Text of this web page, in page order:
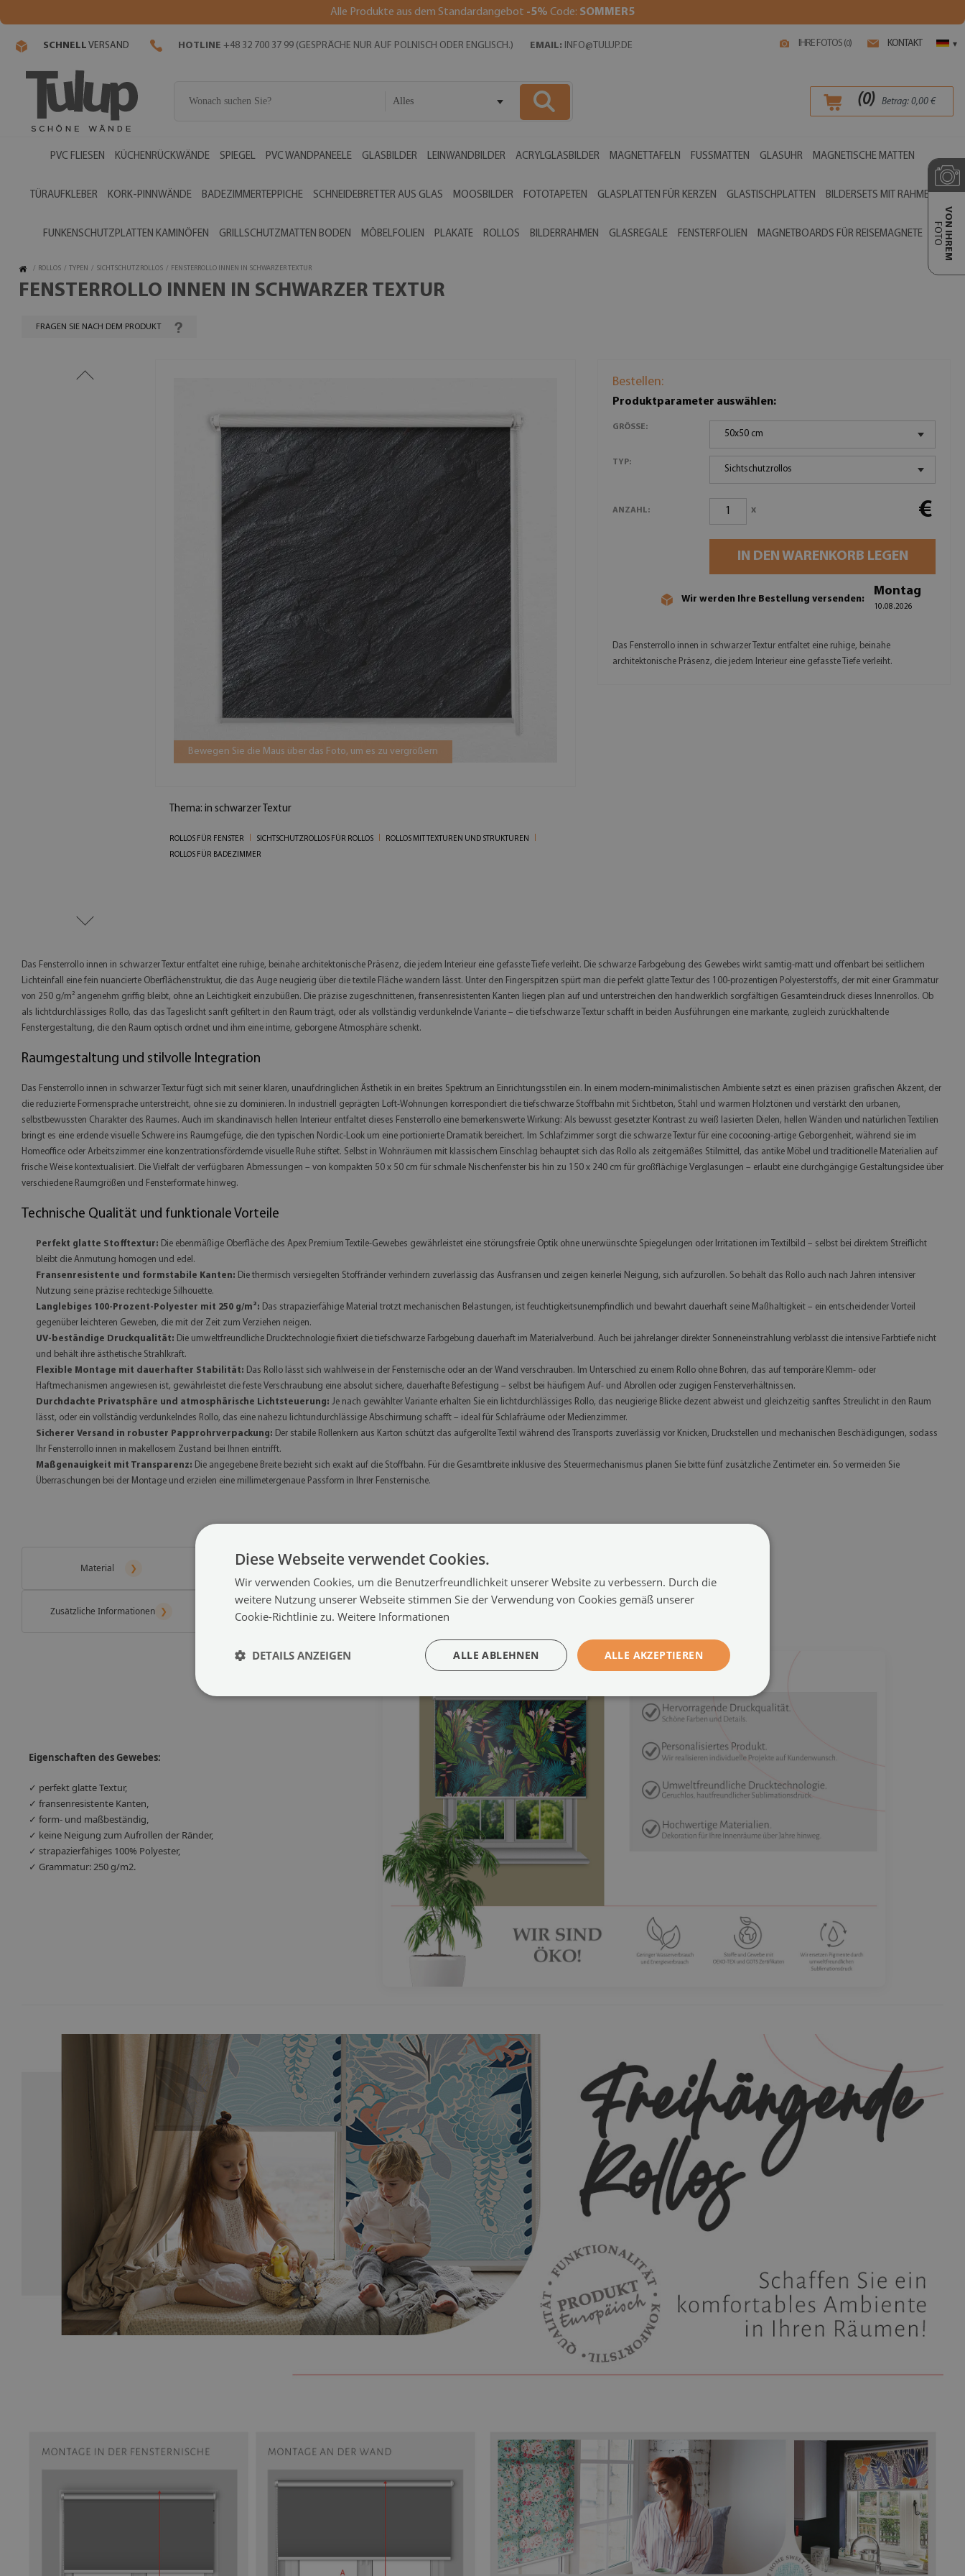
Alle Produkte aus dem Standardangebot -5% Code: SOMMER5
IHRE FOTOS (0) KONTAKT ▾
SCHNELL VERSAND HOTLINE +48 32 700 37 99 (GESPRÄCHE NUR AUF POLNISCH ODER ENGLISCH.) EMAIL: INFO@TULUP.DE
Alles (0) Betrag: 0,00€
PVC FLIESEN KÜCHENRÜCKWÄNDE SPIEGEL PVC WANDPANEELE GLASBILDER LEINWANDBILDER ACRYLGLASBILDER MAGNETTAFELN FUSSMATTEN GLASUHR MAGNETISCHE MATTEN
TÜRAUFKLEBER KORK-PINNWÄNDE BADEZIMMERTEPPICHE SCHNEIDEBRETTER AUS GLAS MOOSBILDER FOTOTAPETEN GLASPLATTEN FÜR KERZEN GLASTISCHPLATTEN BILDERSETS MIT RAHMEN
FUNKENSCHUTZPLATTEN KAMINÖFEN GRILLSCHUTZMATTEN BODEN MÖBELFOLIEN PLAKATE ROLLOS BILDERRAHMEN GLASREGALE FENSTERFOLIEN MAGNETBOARDS FÜR REISEMAGNETE VON IHREM
FOTO
/ ROLLOS / TYPEN / SICHTSCHUTZROLLOS / FENSTERROLLO INNEN IN SCHWARZER TEXTUR
FENSTERROLLO INNEN IN SCHWARZER TEXTUR
FRAGEN SIE NACH DEM PRODUKT
Bewegen Sie die Maus über das Foto, um es zu vergrößern
Thema: in schwarzer Textur
ROLLOS FÜR FENSTER SICHTSCHUTZROLLOS FÜR ROLLOS
ROLLOS MIT TEXTUREN UND STRUKTUREN
ROLLOS FÜR BADEZIMMER
Bestellen:
Produktparameter auswählen:
GRÖSSE:
50x50 cm
TYP:
Sichtschutzrollos
ANZAHL: x €
IN DEN WARENKORB LEGEN
Wir werden Ihre Bestellung versenden:
Montag
10.08.2026
Das Fensterrollo innen in schwarzer Textur entfaltet eine ruhige, beinahe
architektonische Präsenz, die jedem Interieur eine gefasste Tiefe verleiht.
Das Fensterrollo innen in schwarzer Textur entfaltet eine ruhige, beinahe architektonische Präsenz, die jedem Interieur eine gefasste Tiefe verleiht. Die schwarze Farbgebung des Gewebes wirkt samtig-matt und offenbart bei seitlichem
Lichteinfall eine fein nuancierte Oberflächenstruktur, die das Auge neugierig über die textile Fläche wandern lässt. Unter den Fingerspitzen spürt man die perfekt glatte Textur des 100-prozentigen Polyesterstoffs, der mit einer Grammatur
von 250 g/m² angenehm griffig bleibt, ohne an Leichtigkeit einzubüßen. Die präzise zugeschnittenen, fransenresistenten Kanten liegen plan auf und unterstreichen den handwerklich sorgfältigen Gesamteindruck dieses Innenrollos. Ob
als lichtdurchlässiges Rollo, das das Tageslicht sanft gefiltert in den Raum trägt, oder als vollständig verdunkelnde Variante – die tiefschwarze Textur schafft in beiden Ausführungen eine markante, zugleich zurückhaltende
Fenstergestaltung, die den Raum optisch ordnet und ihm eine intime, geborgene Atmosphäre schenkt.
Raumgestaltung und stilvolle Integration
Das Fensterrollo innen in schwarzer Textur fügt sich mit seiner klaren, unaufdringlichen Ästhetik in ein breites Spektrum an Einrichtungsstilen ein. In einem modern-minimalistischen Ambiente setzt es einen präzisen grafischen Akzent, der
die reduzierte Formensprache unterstreicht, ohne sie zu dominieren. In industriell geprägten Loft-Wohnungen korrespondiert die tiefschwarze Stoffbahn mit Sichtbeton, Stahl und warmen Holztönen und verstärkt den urbanen,
selbstbewussten Charakter des Raumes. Auch im skandinavisch hellen Interieur entfaltet dieses Fensterrollo eine bemerkenswerte Wirkung: Als bewusst gesetzter Kontrast zu weiß lasierten Dielen, hellen Wänden und natürlichen Textilien
bringt es eine erdende visuelle Schwere ins Raumgefüge, die den typischen Nordic-Look um eine portionierte Dramatik bereichert. Im Schlafzimmer sorgt die schwarze Textur für eine cocooning-artige Geborgenheit, während sie im
Homeoffice oder Arbeitszimmer eine konzentrationsfördernde visuelle Ruhe stiftet. Selbst in Wohnräumen mit klassischem Einschlag behauptet sich das Rollo als zeitgemäßes Stilmittel, das antike Möbel und traditionelle Materialien auf
frische Weise kontextualisiert. Die Vielfalt der verfügbaren Abmessungen – von kompakten 50 x 50 cm für schmale Nischenfenster bis hin zu 150 x 240 cm für großflächige Verglasungen – erlaubt eine durchgängige Gestaltungsidee über
verschiedene Raumgrößen und Fensterformate hinweg.
Technische Qualität und funktionale Vorteile
Perfekt glatte Stofftextur: Die ebenmäßige Oberfläche des Apex Premium Textile-Gewebes gewährleistet eine störungsfreie Optik ohne unerwünschte Spiegelungen oder Irritationen im Textilbild – selbst bei direktem Streiflicht
bleibt die Anmutung homogen und edel.
Fransenresistente und formstabile Kanten: Die thermisch versiegelten Stoffränder verhindern zuverlässig das Ausfransen und zeigen keinerlei Neigung, sich aufzurollen. So behält das Rollo auch nach Jahren intensiver
Nutzung seine präzise rechteckige Silhouette.
Langlebiges 100-Prozent-Polyester mit 250 g/m²: Das strapazierfähige Material trotzt mechanischen Belastungen, ist feuchtigkeitsunempfindlich und bewahrt dauerhaft seine Maßhaltigkeit – ein entscheidender Vorteil
gegenüber leichteren Geweben, die mit der Zeit zum Verziehen neigen.
UV-beständige Druckqualität: Die umweltfreundliche Drucktechnologie fixiert die tiefschwarze Farbgebung dauerhaft im Materialverbund. Auch bei jahrelanger direkter Sonneneinstrahlung verblasst die intensive Farbtiefe nicht
und behält ihre ästhetische Strahlkraft.
Flexible Montage mit dauerhafter Stabilität: Das Rollo lässt sich wahlweise in der Fensternische oder an der Wand verschrauben. Im Unterschied zu einem Rollo ohne Bohren, das auf temporäre Klemm- oder
Haftmechanismen angewiesen ist, gewährleistet die feste Verschraubung eine absolut sichere, dauerhafte Befestigung – selbst bei häufigem Auf- und Abrollen oder zugigen Fensterverhältnissen.
Durchdachte Privatsphäre und atmosphärische Lichtsteuerung: Je nach gewählter Variante erhalten Sie ein lichtdurchlässiges Rollo, das neugierige Blicke dezent abweist und gleichzeitig sanftes Streulicht in den Raum
lässt, oder ein vollständig verdunkelndes Rollo, das eine nahezu lichtundurchlässige Abschirmung schafft – ideal für Schlafräume oder Medienzimmer.
Sicherer Versand in robuster Papprohrverpackung: Der stabile Rollenkern aus Karton schützt das aufgerollte Textil während des Transports zuverlässig vor Knicken, Druckstellen und mechanischen Beschädigungen, sodass
Ihr Fensterrollo innen in makellosem Zustand bei Ihnen eintrifft.
Maßgenauigkeit mit Transparenz: Die angegebene Breite bezieht sich exakt auf die Stoffbahn. Für die Gesamtbreite inklusive des Steuermechanismus planen Sie bitte fünf zusätzliche Zentimeter ein. So vermeiden Sie
Überraschungen bei der Montage und erzielen eine millimetergenaue Passform in Ihrer Fensternische.
Material ❯ Lichtdurchlässiges Rollo ❯ Verdunkelungsrollo
Zusätzliche Informationen ❯
Eigenschaften des Gewebes:
✓ perfekt glatte Textur,
✓ fransenresistente Kanten,
✓ form- und maßbeständig,
✓ keine Neigung zum Aufrollen der Ränder,
✓ strapazierfähiges 100% Polyester,
✓ Grammatur: 250 g/m2.
Diese Webseite verwendet Cookies.
Wir verwenden Cookies, um die Benutzerfreundlichkeit unserer Website zu verbessern. Durch die
weitere Nutzung unserer Webseite stimmen Sie der Verwendung von Cookies gemäß unserer
Cookie-Richtlinie zu. Weitere Informationen
ALLE AKZEPTIEREN
ALLE ABLEHNEN
DETAILS ANZEIGEN